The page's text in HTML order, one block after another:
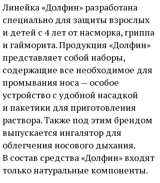
Линейка «Долфин» разработана
специально для защиты взрослых
и детей с 4 лет от насморка, гриппа
и гайморита. Продукция «Долфин»
представляет собой наборы,
содержащие все необходимое для
промывания носа — особое
устройство с удобной насадкой
и пакетики для приготовления
раствора. Также под этим брендом
выпускается ингалятор для
облегчения носового дыхания.
В состав средства «Долфин» входят
только натуральные компоненты.